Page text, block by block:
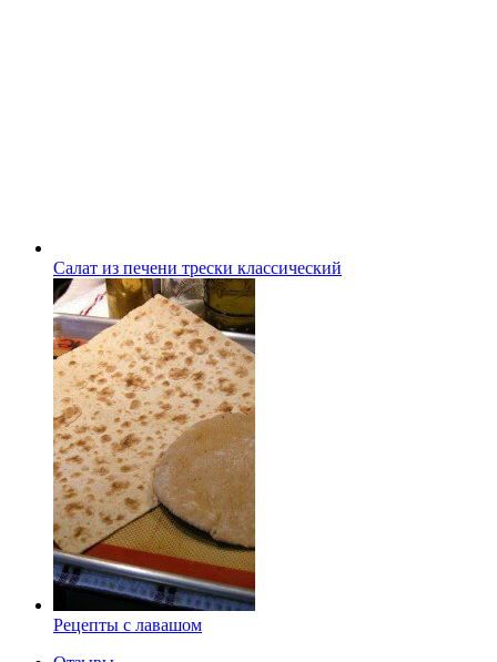
Салат из печени трески классический
Рецепты с лавашом